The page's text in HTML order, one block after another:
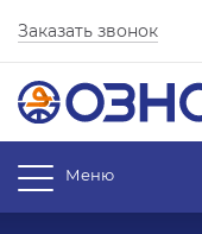
Заказать звонок
Меню